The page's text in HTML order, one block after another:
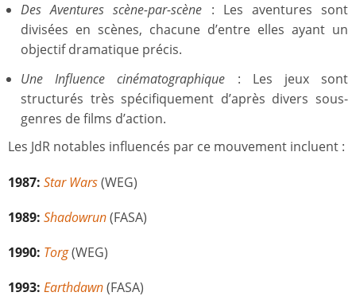
Des Aventures scène-par-scène : Les aventures sont
divisées en scènes, chacune d’entre elles ayant un
objectif dramatique précis.
Une Influence cinématographique : Les jeux sont
structurés très spécifiquement d’après divers sous-
genres de films d’action.
Les JdR notables influencés par ce mouvement incluent :
1987: Star Wars(WEG)
1989: Shadowrun(FASA)
1990: Torg(WEG)
1993: Earthdawn(FASA)